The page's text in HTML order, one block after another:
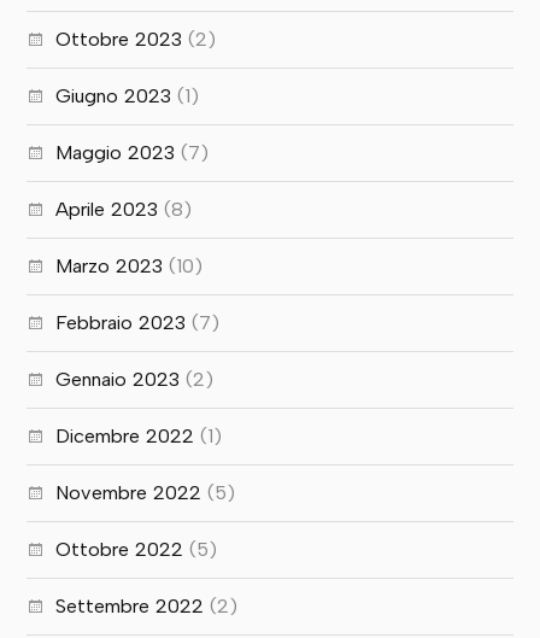
Ottobre 2023 (2)
Giugno 2023 (1)
Maggio 2023 (7)
Aprile 2023 (8)
Marzo 2023 (10)
Febbraio 2023 (7)
Gennaio 2023 (2)
Dicembre 2022 (1)
Novembre 2022 (5)
Ottobre 2022 (5)
Settembre 2022 (2)